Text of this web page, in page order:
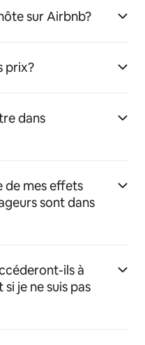
sur Airbnb?
prix?
dans
de mes effets
sont dans
ils à
je ne suis pas